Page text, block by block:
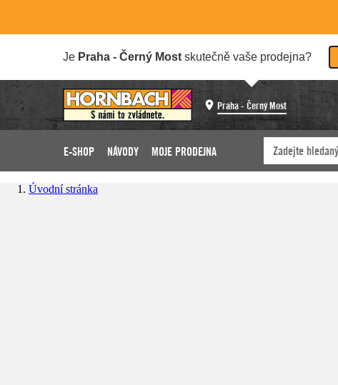
Je Praha - Černý Most skutečně vaše prodejna?
Praha - Černý Most
E-SHOP NÁVODY MOJE PRODEJNA
Úvodní stránka